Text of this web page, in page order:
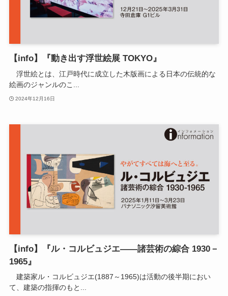
【info】『動き出す浮世絵展 TOKYO』
浮世絵とは、江戸時代に成立した木版画による日本の伝統的な
絵画のジャンルのこ...
2024年12月16日
【info】『ル・コルビュジエ――諸芸術の綜合 1930－
1965』
建築家ル・コルビュジエ(1887～1965)は活動の後半期におい
て、建築の指揮のもと...